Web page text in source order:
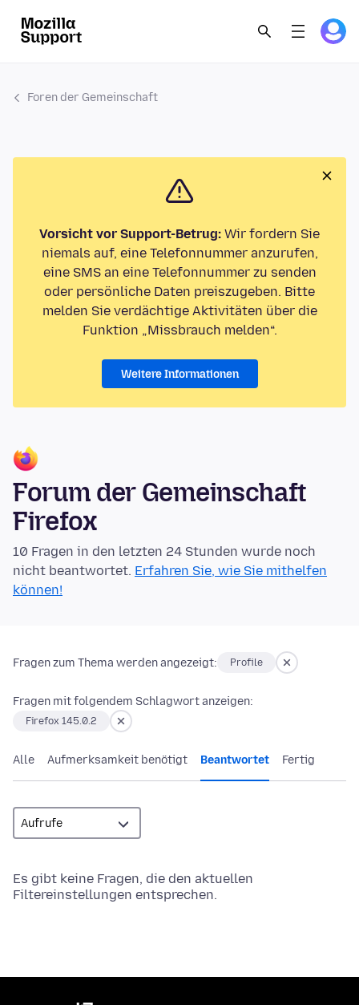
Foren der Gemeinschaft
Vorsicht vor Support-Betrug: Wir fordern Sie
niemals auf, eine Telefonnummer anzurufen,
eine SMS an eine Telefonnummer zu senden
oder persönliche Daten preiszugeben. Bitte
melden Sie verdächtige Aktivitäten über die
Funktion „Missbrauch melden“.
Weitere Informationen
Forum der Gemeinschaft
Firefox
10 Fragen in den letzten 24 Stunden wurde noch
nicht beantwortet. Erfahren Sie, wie Sie mithelfen
können!
Fragen zum Thema werden angezeigt: Profile
Fragen mit folgendem Schlagwort anzeigen:
Firefox 145.0.2
Alle Aufmerksamkeit benötigt Beantwortet Fertig
Es gibt keine Fragen, die den aktuellen
Filtereinstellungen entsprechen.